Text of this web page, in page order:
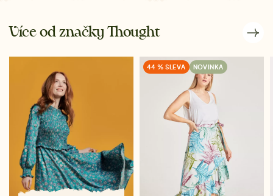
Více od značky Thought
44 % SLEVA NOVINKA